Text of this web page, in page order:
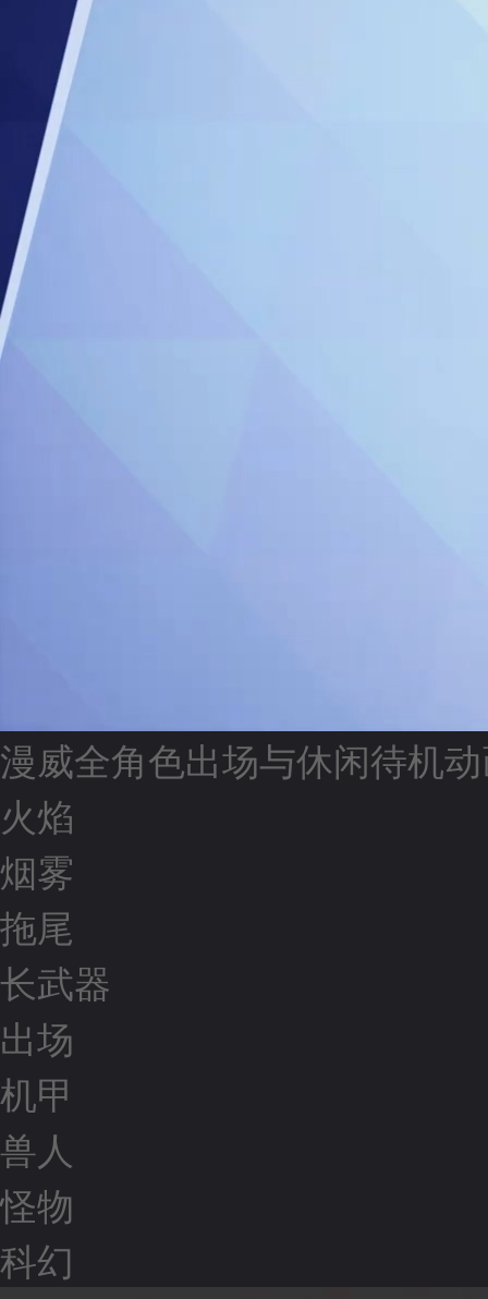
漫威全角色出场与休闲待机
火焰
烟雾
拖尾
长武器
出场
机甲
兽人
怪物
科幻